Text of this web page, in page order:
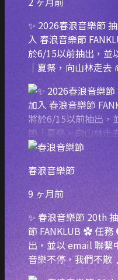
✨ 2026春浪音樂節
入 春浪音樂節
於6/15以前抽出，
｜夏祭，向山林走
春浪音樂節
9 ヶ月前
✨ 春浪音樂節 20th
節 FANKLUB ✿ 任務
出，並以 email 聯
音樂不停，我們不散